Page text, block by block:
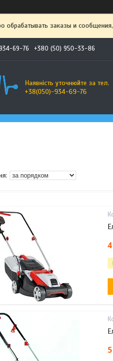
обрабатывать заказы и
69-76 +380 (50) 950-33-86
Наявність уточнюйте за тел.
+38(050)-934-69-76